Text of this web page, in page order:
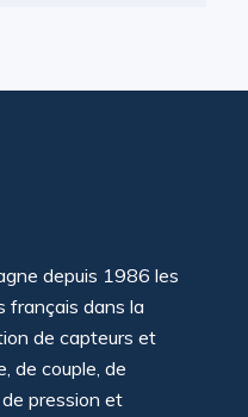
depuis 1986 les
français dans la
de capteurs et
de couple, de
pression et